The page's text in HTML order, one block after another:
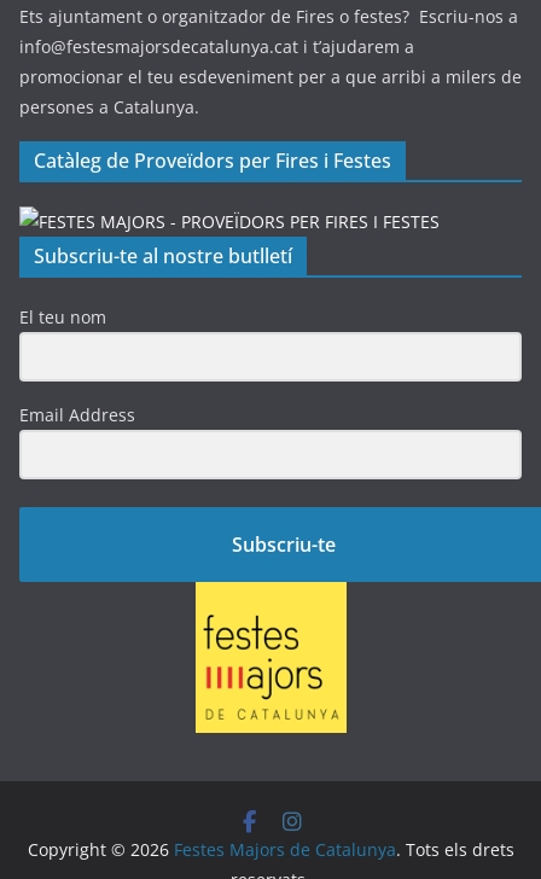
Ets ajuntament o organitzador de Fires o festes? Escriu-nos a
info@festesmajorsdecatalunya.cat i t’ajudarem a
promocionar el teu esdeveniment per a que arribi a milers de
persones a Catalunya.
Catàleg de Proveïdors per Fires i Festes
Subscriu-te al nostre butlletí
El teu nom
Email Address
Subscriu-te
Copyright © 2026 Festes Majors de Catalunya. Tots els drets